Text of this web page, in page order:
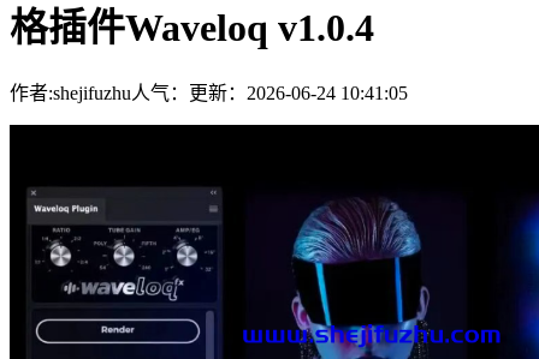
格插件Waveloq v1.0.4
作者:shejifuzhu人气： 更新：2026-06-24 10:41:05